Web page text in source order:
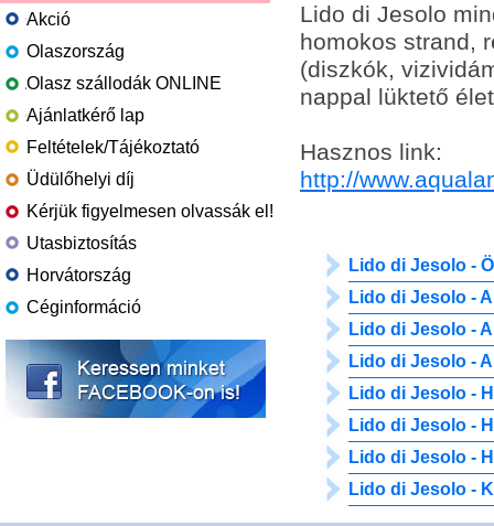
Lido di Jesolo
homokos strand,
(diszkók,
nappal lüktető
Hasznos link:
http://
Lido di Jesolo -
Lido di Jesolo -
Lido di Jesolo -
Lido di Jesolo -
Lido di Jesolo -
Lido di Jesolo -
Lido di Jesolo -
Lido di Jesolo -
Akció
Olaszország
Olasz szállodák ONLINE
Ajánlatkérő lap
Feltételek/Tájékoztató
Üdülőhelyi díj
Kérjük figyelmesen olvassák el!
Utasbiztosítás
Horvátország
Céginformáció